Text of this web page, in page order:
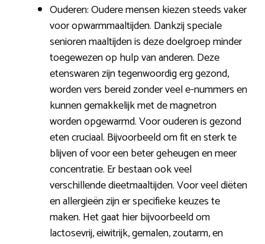
Ouderen: Oudere mensen kiezen steeds vaker
voor opwarmmaaltijden. Dankzij speciale
senioren maaltijden is deze doelgroep minder
toegewezen op hulp van anderen. Deze
etenswaren zijn tegenwoordig erg gezond,
worden vers bereid zonder veel e-nummers en
kunnen gemakkelijk met de magnetron
worden opgewarmd. Voor ouderen is gezond
eten cruciaal. Bijvoorbeeld om fit en sterk te
blijven of voor een beter geheugen en meer
concentratie. Er bestaan ook veel
verschillende dieetmaaltijden. Voor veel diëten
en allergieën zijn er specifieke keuzes te
maken. Het gaat hier bijvoorbeeld om
lactosevrij, eiwitrijk, gemalen, zoutarm, en